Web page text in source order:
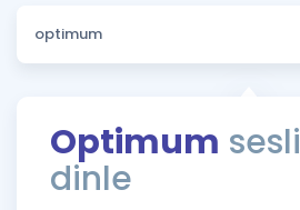
Sözlük
Rehberlik Aracı
ÖSYM Sınav Takvimi
Hakkımızda
Optimum sesli
dinle